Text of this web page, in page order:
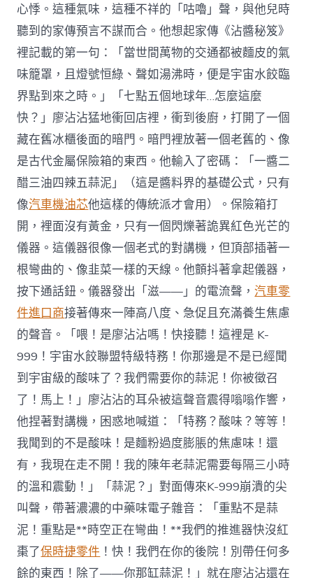
心悸。這種氣味，這種不祥的「咕嚕」聲，與他兒時
聽到的家傳預言不謀而合。他想起家傳《沾醬秘笈》
裡記載的第一句：「當世間萬物的交通都被麵皮的氣
味籠罩，且燈號恒綠、聲如湯沸時，便是宇宙水餃臨
界點到來之時。」「七點五個地球年…怎麼這麼
快？」廖沾沾猛地衝回店裡，衝到後廚，打開了一個
藏在舊冰櫃後面的暗門。暗門裡放著一個老舊的、像
是古代金屬保險箱的東西。他輸入了密碼：「一醬二
醋三油四辣五蒜泥」（這是醬料界的基礎公式，只有
像汽車機油芯他這樣的傳統派才會用）。保險箱打
開，裡面沒有黃金，只有一個閃爍著詭異紅色光芒的
儀器。這儀器很像一個老式的對講機，但頂部插著一
根彎曲的、像韭菜一樣的天線。他顫抖著拿起儀器，
按下通話鈕。儀器發出「滋——」的電流聲，汽車零
件進口商接著傳來一陣高八度、急促且充滿養生焦慮
的聲音。「喂！是廖沾沾嗎！快接聽！這裡是 K-
999！宇宙水餃聯盟特級特務！你那邊是不是已經聞
到宇宙級的酸味了？我們需要你的蒜泥！你被徵召
了！馬上！」廖沾沾的耳朵被這聲音震得嗡嗡作響，
他捏著對講機，困惑地喊道：「特務？酸味？等等！
我聞到的不是酸味！是麵粉過度膨脹的焦慮味！還
有，我現在走不開！我的陳年老蒜泥需要每隔三小時
的溫和震動！」「蒜泥？」對面傳來K-999崩潰的尖
叫聲，帶著濃濃的中藥味電子雜音：「重點不是蒜
泥！重點是**時空正在彎曲！**我們的推進器快沒紅
棗了保時捷零件 ！快！我們在你的後院！別帶任何多
餘的東西！除了——你那缸蒜泥！」就在廖沾沾還在